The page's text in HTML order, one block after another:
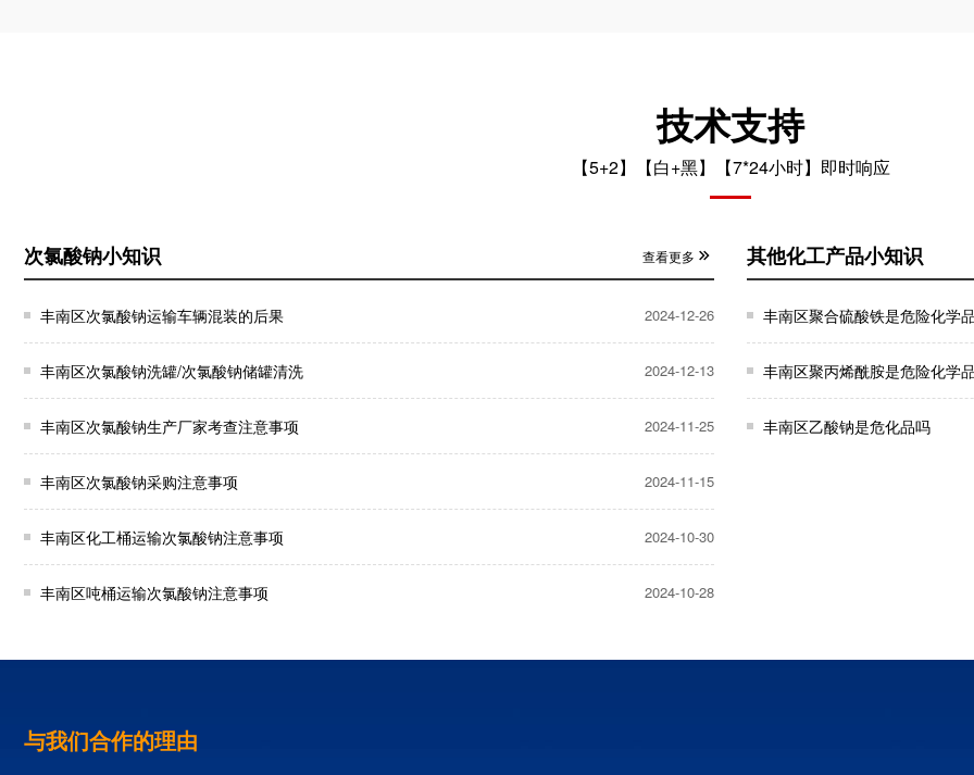
技术支持
【5+2】【白+黑】【7*24小时】即时响应
次氯酸钠小知识 查看更多
丰南区次氯酸钠运输车辆混装的后果 2024-12-26
丰南区次氯酸钠洗罐/次氯酸钠储罐清洗 2024-12-13
丰南区次氯酸钠生产厂家考查注意事项 2024-11-25
丰南区次氯酸钠采购注意事项 2024-11-15
丰南区化工桶运输次氯酸钠注意事项 2024-10-30
丰南区吨桶运输次氯酸钠注意事项 2024-10-28
其他化工产品小知识
丰南区聚合硫酸铁是危险化学
丰南区聚丙烯酰胺是危险化学
丰南区乙酸钠是危化品吗
与我们合作的理由